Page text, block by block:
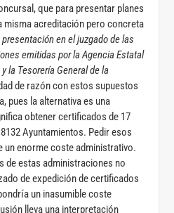
que para presentar planes
misma acreditación pero concreta
presentación en el juzgado de las
emitidas por la Agencia Estatal
la Tesorería General de la
de razón con estos supuestos
pues la alternativa es una
obtener certificados de 17
Ayuntamientos. Pedir esos
enorme coste administrativo.
de estas administraciones no
de expedición de certificados
un inasumible coste
lleva una interpretación